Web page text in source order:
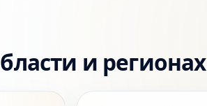
и регионах